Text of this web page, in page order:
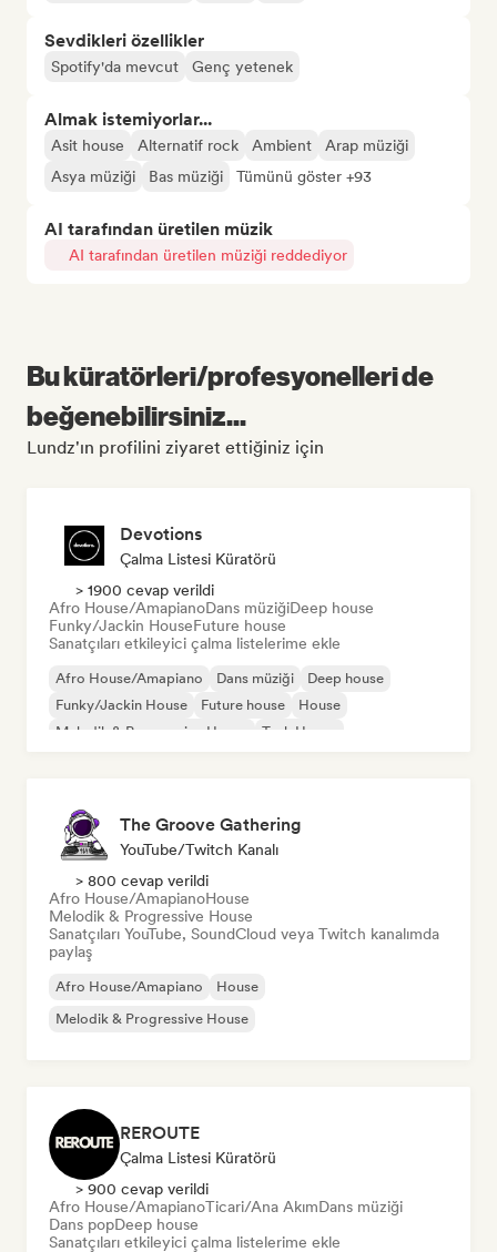
Sevdikleri özellikler
Spotify'da mevcut Genç yetenek
Almak istemiyorlar...
Asit house Alternatif rock Ambient
Arap müziği
Asya müziği
Bas müziği Tümünü göster +93
AI tarafından üretilen müzik
AI tarafından üretilen müziği reddediyor
Bu küratörleri/profesyonelleri de
beğenebilirsiniz...
Lundz'ın profilini ziyaret ettiğiniz için
Devotions
Çalma Listesi Küratörü
> 1900 cevap verildi
Afro House/AmapianoDans müziğiDeep house
Funky/Jackin HouseFuture house
Sanatçıları etkileyici çalma listelerime ekle
Afro House/Amapiano Dans müziği
Deep house
Funky/Jackin House
Future house
House
Melodik & Progressive House
Tech House
The Groove Gathering
YouTube/Twitch Kanalı
> 800 cevap verildi
Afro House/AmapianoHouse
Melodik & Progressive House
Sanatçıları YouTube, SoundCloud veya Twitch kanalımda
paylaş
Afro House/Amapiano
House
Melodik & Progressive House
REROUTE
Çalma Listesi Küratörü
> 900 cevap verildi
Afro House/AmapianoTicari/Ana AkımDans müziği
Dans popDeep house
Sanatçıları etkileyici çalma listelerime ekle